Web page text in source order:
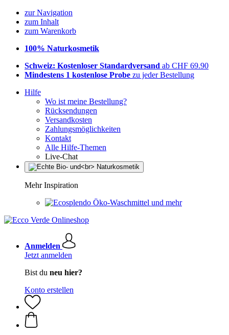
zur Navigation
zum Inhalt
zum Warenkorb
100% Naturkosmetik
Schweiz: Kostenloser Standardversand ab CHF 69.90
Mindestens 1 kostenlose Probe zu jeder Bestellung
Hilfe
Wo ist meine Bestellung?
Rücksendungen
Versandkosten
Zahlungsmöglichkeiten
Kontakt
Alle Hilfe-Themen
Live-Chat
Mehr Inspiration
Öko-Waschmittel und mehr
Anmelden
Jetzt anmelden
Bist du neu hier?
Konto erstellen